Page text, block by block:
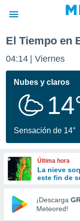
de
por
se
calidad.
a este
las
y
forma
digital
basada
El Tiempo en
04:14 Viernes
Nubes y claros
Sensación de 14°
Última hora
La nieve
este fin de
¡Descarga
Meteored!